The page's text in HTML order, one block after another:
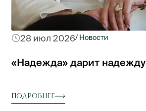
28 июл 2026/ Новости
«Надежда» дарит надежду
Подробнее